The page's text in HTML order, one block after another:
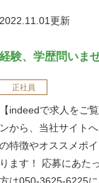
2022.11.01更新
経験、学歴問いま
正社員
【indeedで求人をご
ンから、当社サイト
の特徴やオススメポ
ります！ 応募にあた